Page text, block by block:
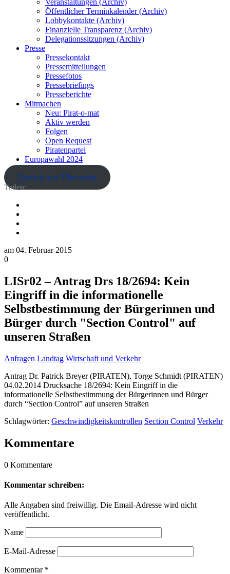
Veranstaltungen (Archiv)
Öffentlicher Terminkalender (Archiv)
Lobbykontakte (Archiv)
Finanzielle Transparenz (Archiv)
Delegationssitzungen (Archiv)
Presse
Pressekontakt
Pressemitteilungen
Pressefotos
Pressebriefings
Presseberichte
Mitmachen
Neu: Pirat-o-mat
Aktiv werden
Folgen
Open Request
Piratenpartei
Europawahl 2024
Zurück zur Übersicht
Teilen:
am 04. Februar 2015
0
LISr02 – Antrag Drs 18/2694: Kein
Eingriff in die informationelle
Selbstbestimmung der Bürgerinnen und
Bürger durch "Section Control" auf
unseren Straßen
Anfragen Landtag Wirtschaft und Verkehr
Antrag Dr. Patrick Breyer (PIRATEN), Torge Schmidt (PIRATEN)
04.02.2014 Drucksache 18/2694: Kein Eingriff in die
informationelle Selbstbestimmung der Bürgerinnen und Bürger
durch “Section Control” auf unseren Straßen
Schlagwörter: Geschwindigkeitskontrollen Section Control Verkehr
Kommentare
0 Kommentare
Kommentar schreiben:
Alle Angaben sind freiwillig. Die Email-Adresse wird nicht
veröffentlicht.
Name
E-Mail-Adresse
Kommentar *